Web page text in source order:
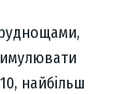
найбільш